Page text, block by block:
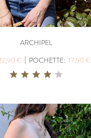
ARCHIPEL
€| POCHETTE: 17,90 €